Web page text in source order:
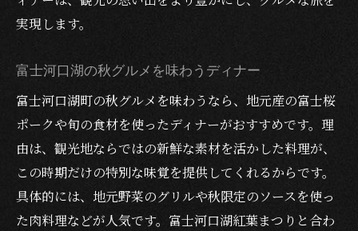
実現します。
富士河口湖の秋グルメを味わうディナー
富士河口湖町の秋グルメを味わうなら、地元産の富士桜
ポークや旬の食材を使ったディナーがおすすめです。理
由は、観光地ならではの新鮮な素材を活かした料理が、
この時期だけの特別な味覚を提供してくれるからです。
具体的には、地元野菜のグリルや秋限定のソースを使っ
た肉料理などが人気です。富士河口湖紅葉まつりと合わ